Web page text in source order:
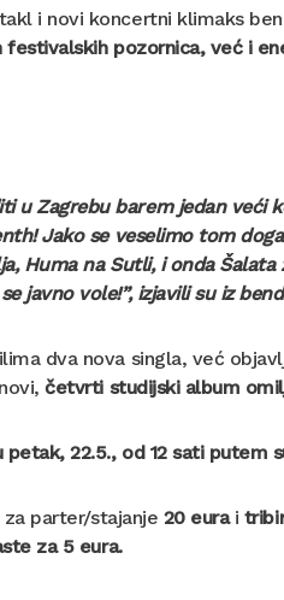
i novi koncertni klimaks
festivalskih pozornica, već i
u Zagrebu barem jedan veći
Jako se veselimo tom
Huma na Sutli, i onda
javno vole!”, izjavili su iz
dva nova singla, već
četvrti studijski album
22.5., od 12 sati putem
parter/stajanje 20 eurai
za 5 eura.